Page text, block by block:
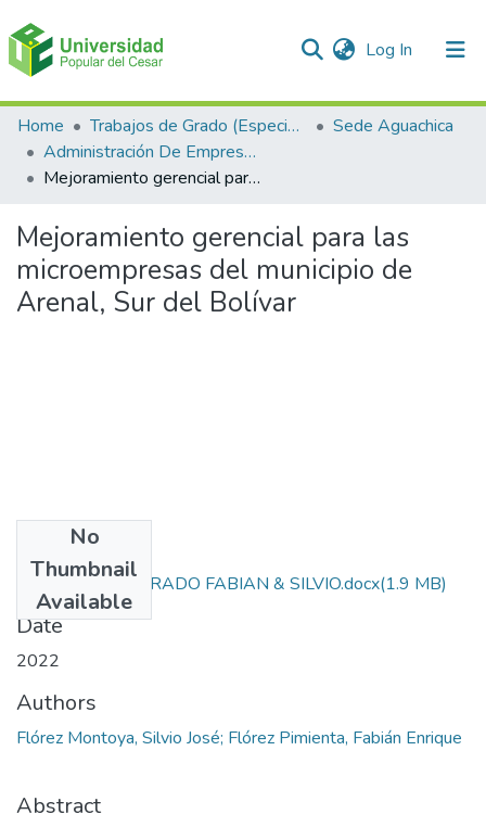
Log In (current)
Communities & Collections
All of DSpace
Home Trabajos de Grado (Especializaciones y Pregrados)
Sede Aguachica
Administración De Empresas
Mejoramiento gerencial para las microempresas del municipio de Arenal, Sur del Bolívar
Mejoramiento gerencial para las
microempresas del municipio de
Arenal, Sur del Bolívar
No
Thumbnail
Available
PROYECTO DE GRADO FABIAN & SILVIO.docx(1.9 MB)
Date
2022
Authors
Flórez Montoya, Silvio José; Flórez Pimienta, Fabián Enrique
Abstract